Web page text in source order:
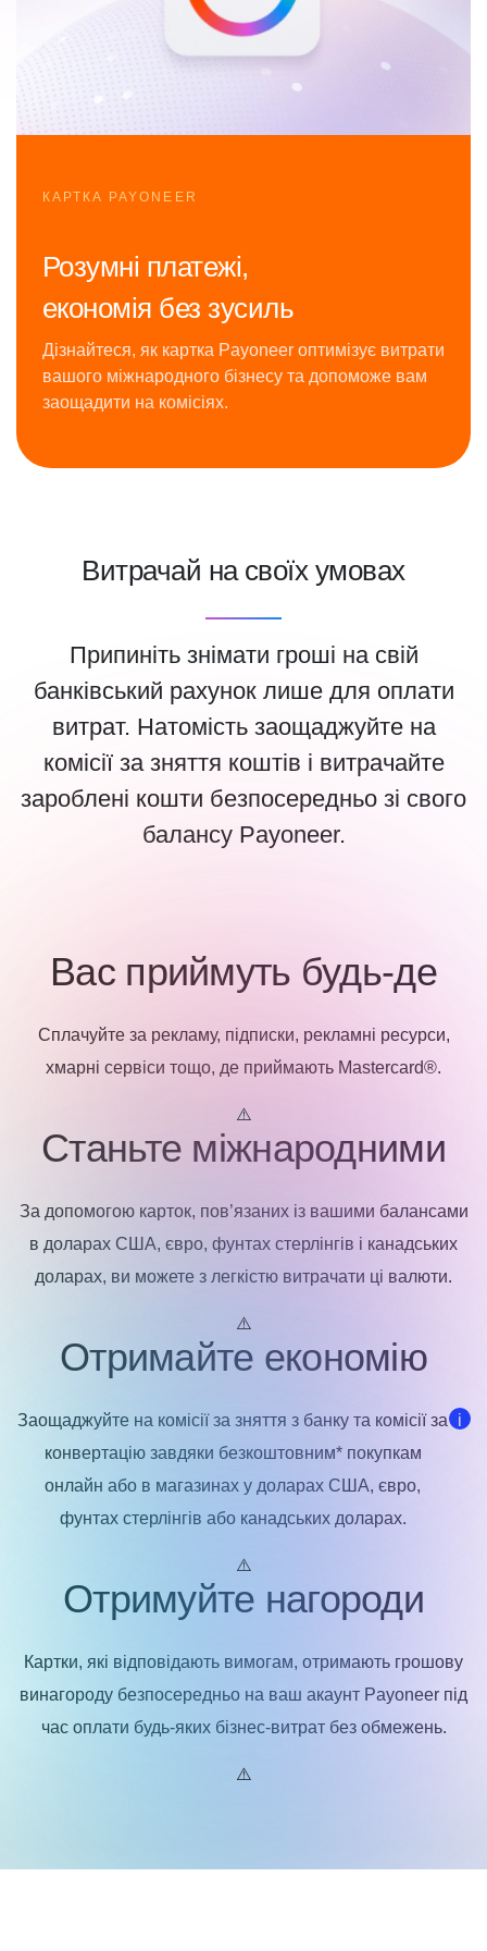
КАРТКА PAYONEER
Розумні платежі,
економія без зусиль
Дізнайтеся, як картка Payoneer оптимізує витрати
вашого міжнародного бізнесу та допоможе вам
заощадити на комісіях.
Витрачай на своїх умовах
Припиніть знімати гроші на свій
банківський рахунок лише для оплати
витрат. Натомість заощаджуйте на
комісії за зняття коштів і витрачайте
зароблені кошти безпосередньо зі свого
балансу Payoneer.
Вас приймуть будь-де
Сплачуйте за рекламу, підписки, рекламні ресурси,
хмарні сервіси тощо, де приймають Mastercard®.
Станьте міжнародними
За допомогою карток, пов’язаних із вашими балансами
в доларах США, євро, фунтах стерлінгів і канадських
доларах, ви можете з легкістю витрачати ці валюти.
Отримайте економію
Заощаджуйте на комісії за зняття з банку та комісії за
конвертацію завдяки безкоштовним* покупкам
онлайн або в магазинах у доларах США, євро,
фунтах стерлінгів або канадських доларах.
i
Отримуйте нагороди
Картки, які відповідають вимогам, отримають грошову
винагороду безпосередньо на ваш акаунт Payoneer під
час оплати будь-яких бізнес-витрат без обмежень.